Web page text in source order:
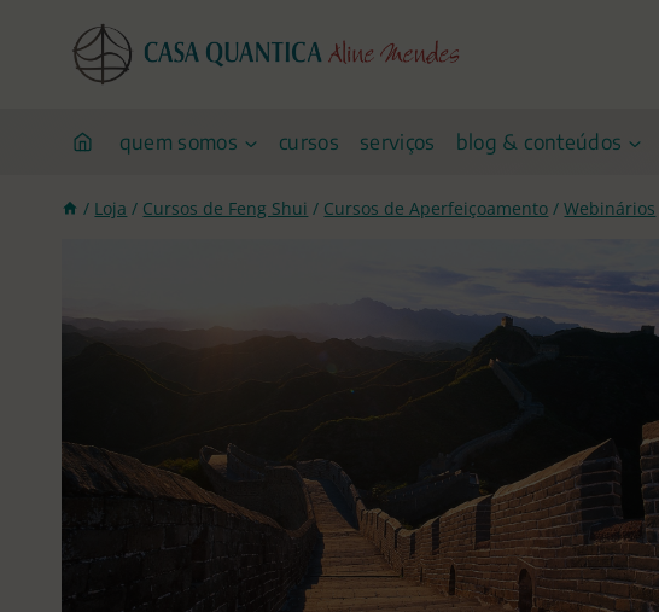
quem somos cursos serviços blog & conteúdos
/ Loja / Cursos de Feng Shui / Cursos de Aperfeiçoamento / Webinários